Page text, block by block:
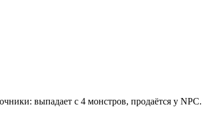
выпадает с 4 монстров, продаётся у NPC.